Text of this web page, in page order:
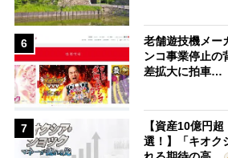
6
老舗遊技機メー
ンコ事業停止
差拡大に拍車…
7
【資産10億円
選！】「キオク